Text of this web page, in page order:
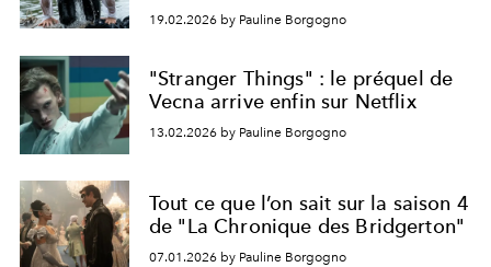
19.02.2026 by Pauline Borgogno
"Stranger Things" : le préquel de
Vecna arrive enfin sur Netflix
13.02.2026 by Pauline Borgogno
Tout ce que l’on sait sur la saison 4
de "La Chronique des Bridgerton"
07.01.2026 by Pauline Borgogno